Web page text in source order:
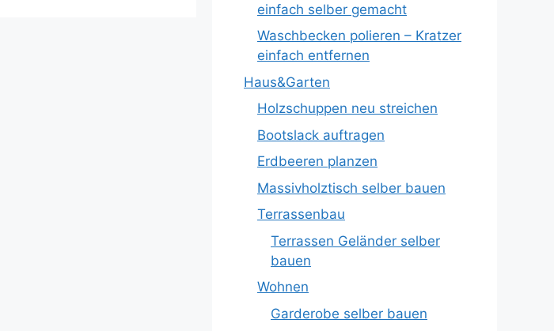
einfach selber gemacht
Waschbecken polieren – Kratzer
einfach entfernen
Haus&Garten
Holzschuppen neu streichen
Bootslack auftragen
Erdbeeren planzen
Massivholztisch selber bauen
Terrassenbau
Terrassen Geländer selber
bauen
Wohnen
Garderobe selber bauen